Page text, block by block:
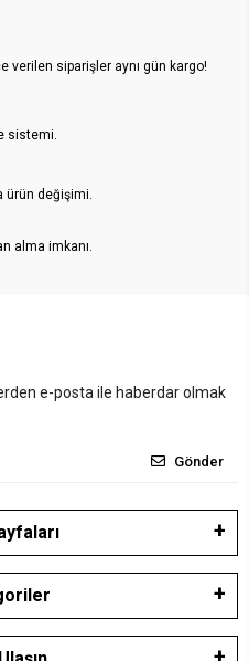
verilen siparişler aynı gün kargo!
sistemi.
ürün değişimi.
alma imkanı.
e-posta ile haberdar olmak
Gönder